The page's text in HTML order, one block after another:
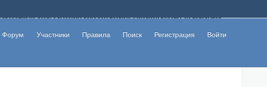
на дому с высоким доходом помимо основной работы, не вкладывая
другие пользователи не попались на развод. Вы сможете начать зарабатывать
ссылками и первая прибыль не заставит себя долго ждать.
Форум Участники Правила Поиск Регистрация Войти